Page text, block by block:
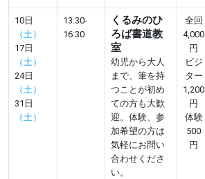
10日
（土）
17日
（土）
24日
（土）
31日
（土）
13:30-
16:30
くるみのひ
ろば書道教
室
幼児から大人
まで、筆を持
つことが初め
ての方も大歓
迎。体験、参
加希望の方は
気軽にお問い
合わせくださ
い。
全回
4,000
円
ビジ
ター
1,200
円
体験
500
円